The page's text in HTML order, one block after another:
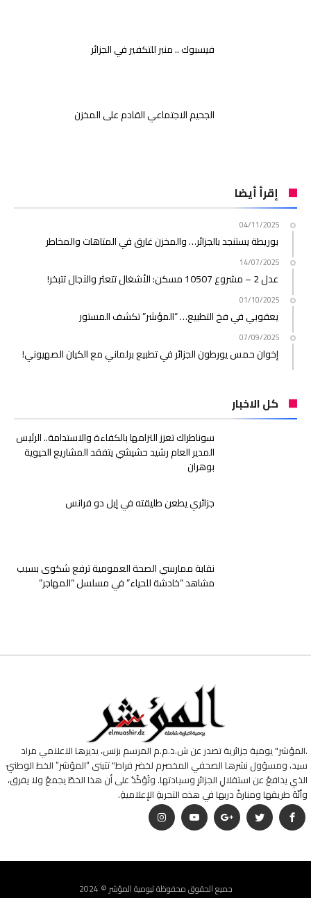
فيسبوك .. منبر للتكفير في الجزائر
الجحيم الاجتماعي القادم على المخزن
إقرأ أيضا
04/11/2025
بوريطة يستنجد بالجزائر… والمخزن غارق في المتاهات والمخاطر
14/07/2025
عدل 2 – مشروع 10507 مسكن: الأشغال تتعثر والآجال تتبخر!
01/10/2025
يعقوبي في فخ التطبيع… “المؤشر” تكشف المستور
07/09/2025
إخوان حمس يورطون الجزائر في تطبيع برلماني مع الكيان الصهيوني!
كل الاخبار
سوناطراك تعزز التزامها بالكفاءة والاستدامة.. الرئيس
المدير العام رشيد حشيشي يتفقد المشاريع الحيوية
بوهران
جزائري يطعن طليقته في إيل دو فرانس
نقابة ممارسي الصحة العمومية ترفع شكوى بسبب
مشاهد “خادشة للحياء” في مسلسل “المهاجر”
.المؤشر" يومية جزائرية تصدر عن ش.ذ.م.م المرسم بزنس، يديرها الاعلامي مراد
سيد، ومسؤول نشرها الصحفي المخصرم لخضر فراط" تتبنى “المؤشر” الخط الوطنيّ
الذي يدافعُ عن استقلالِ الجزائرِ وسيادتها. وتُؤكّدُ على أن هذا الخطّ يجمعُ ولا يفرق،
وأنّهُ طريقها ومنارةُ دربها في هذه التجربةِ الإعلاميةِ.
جميع الحقوق محفوظة ليومية المؤشر © 2024